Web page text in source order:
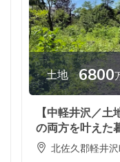
土地 6800
【中軽井沢／
の両方を叶えた
北佐久郡軽井